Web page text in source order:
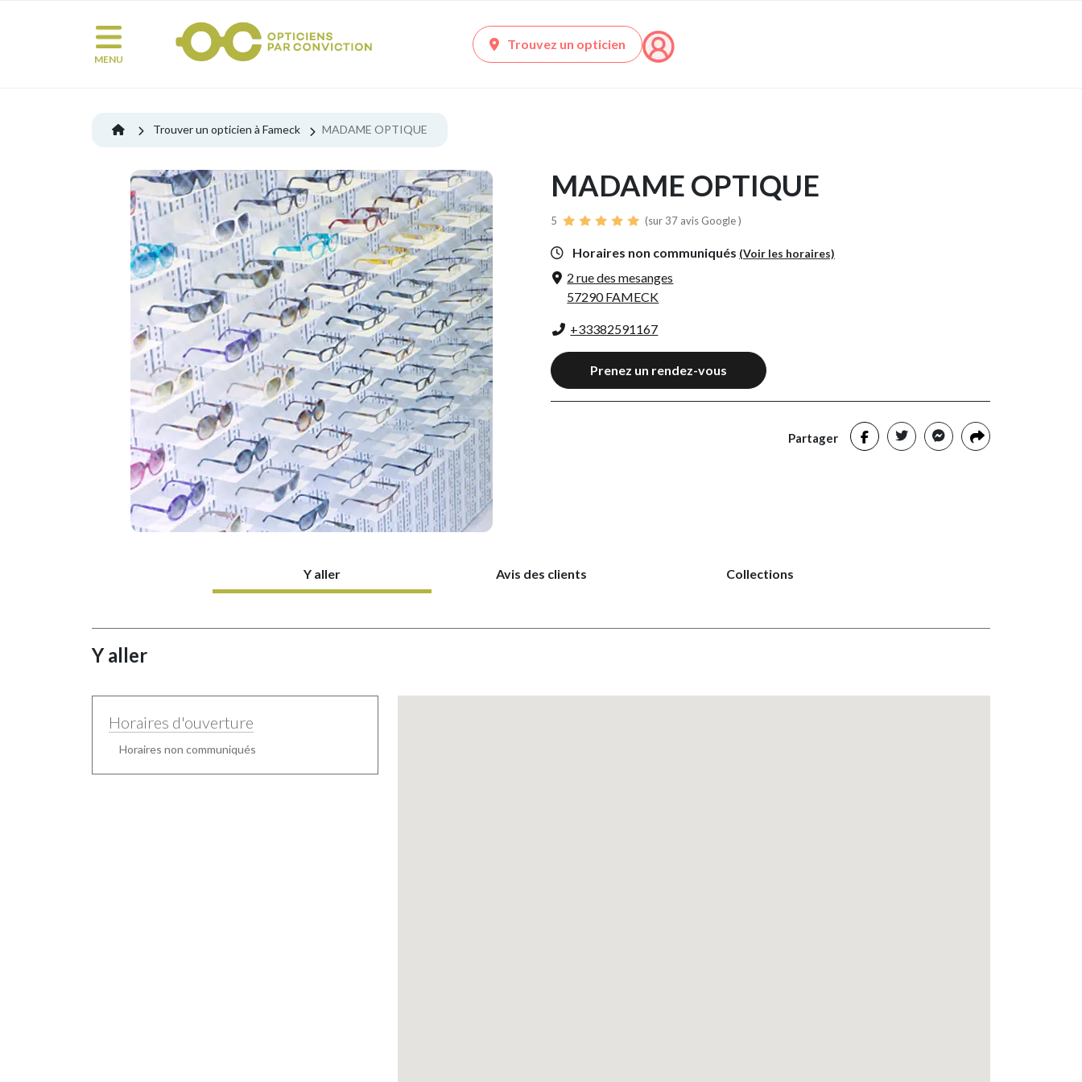
MENU
Trouvez un opticien
Trouver un opticien à Fameck MADAME OPTIQUE
MADAME OPTIQUE
5 (sur 37 avis Google )
Horaires non communiqués (Voir les horaires)
2 rue des mesanges
57290 FAMECK
+33382591167
Prenez un rendez-vous
Partager
Y aller Avis des clients Collections
Y aller
Horaires d'ouverture
Horaires non communiqués